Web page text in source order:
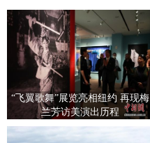
“飞翼歌舞”展览亮相纽约 再现梅
兰芳访美演出历程